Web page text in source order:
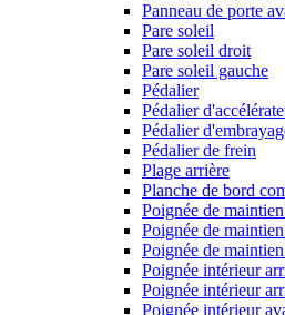
Panneau de porte
Pare soleil
Pare soleil droit
Pare soleil gauche
Pédalier
Pédalier
Pédalier
Pédalier de frein
Plage arrière
Planche de bord
Poignée de
Poignée de
Poignée de
Poignée intérieur
Poignée intérieur
Poignée intérieur